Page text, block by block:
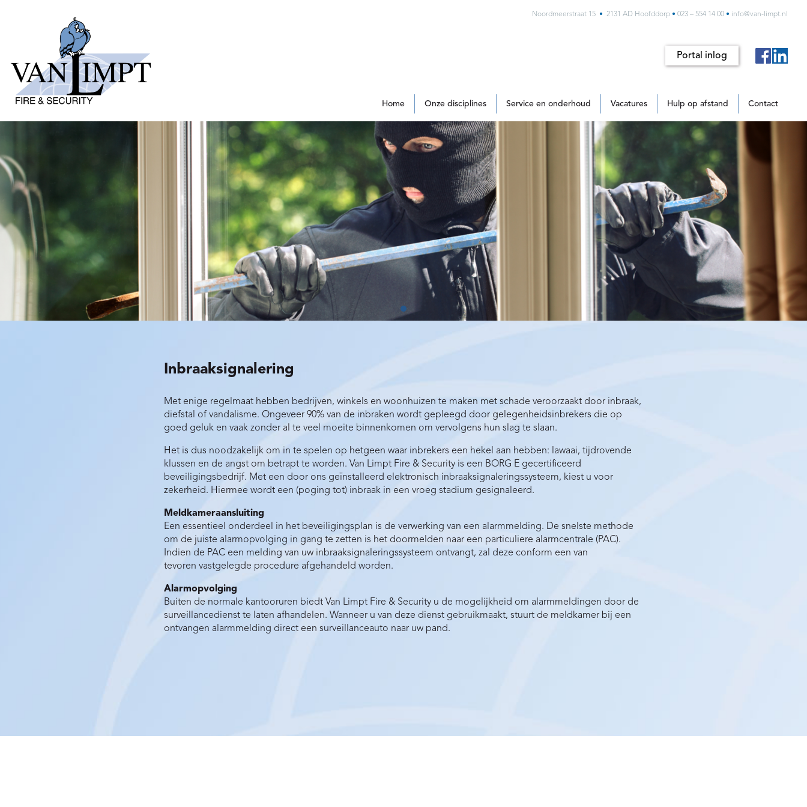
Noordmeerstraat 15 • 2131 AD Hoofddorp • 023 – 554 14 00 • info@van-limpt.nl
Portal inlog
Home Onze disciplines Service en onderhoud Vacatures Hulp op afstand Contact
Inbraaksignalering
Met enige regelmaat hebben bedrijven, winkels en woonhuizen te maken met schade veroorzaakt door inbraak,
diefstal of vandalisme. Ongeveer 90% van de inbraken wordt gepleegd door gelegenheidsinbrekers die op
goed geluk en vaak zonder al te veel moeite binnenkomen om vervolgens hun slag te slaan.
Het is dus noodzakelijk om in te spelen op hetgeen waar inbrekers een hekel aan hebben: lawaai, tijdrovende
klussen en de angst om betrapt te worden. Van Limpt Fire & Security is een BORG E gecertificeerd
beveiligingsbedrijf. Met een door ons geïnstalleerd elektronisch inbraaksignaleringssysteem, kiest u voor
zekerheid. Hiermee wordt een (poging tot) inbraak in een vroeg stadium gesignaleerd.
Meldkameraansluiting
Een essentieel onderdeel in het beveiligingsplan is de verwerking van een alarmmelding. De snelste methode
om de juiste alarmopvolging in gang te zetten is het doormelden naar een particuliere alarmcentrale (PAC).
Indien de PAC een melding van uw inbraaksignaleringssysteem ontvangt, zal deze conform een van
tevoren vastgelegde procedure afgehandeld worden.
Alarmopvolging
Buiten de normale kantooruren biedt Van Limpt Fire & Security u de mogelijkheid om alarmmeldingen door de
surveillancedienst te laten afhandelen. Wanneer u van deze dienst gebruikmaakt, stuurt de meldkamer bij een
ontvangen alarmmelding direct een surveillanceauto naar uw pand.